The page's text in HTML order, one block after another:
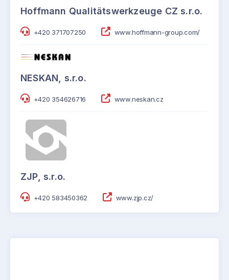
Hoffmann Qualitätswerkzeuge CZ s.r.o.
+420 371707250 www.hoffmann-group.com/
NESKAN, s.r.o.
+420 354626716 www.neskan.cz
ZJP, s.r.o.
+420 583450362 www.zjp.cz/